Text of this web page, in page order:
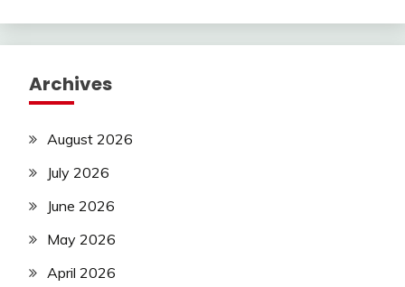
Archives
August 2026
July 2026
June 2026
May 2026
April 2026